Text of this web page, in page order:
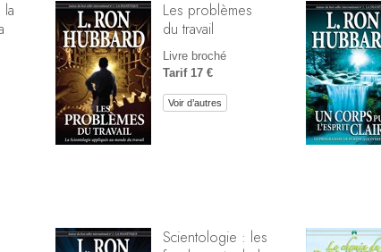
La raison de
Les
Les
Les
La
Les problèmes
du travail
Livre broché
Tarif 17 €
Voir d’autres
Scientologie : les